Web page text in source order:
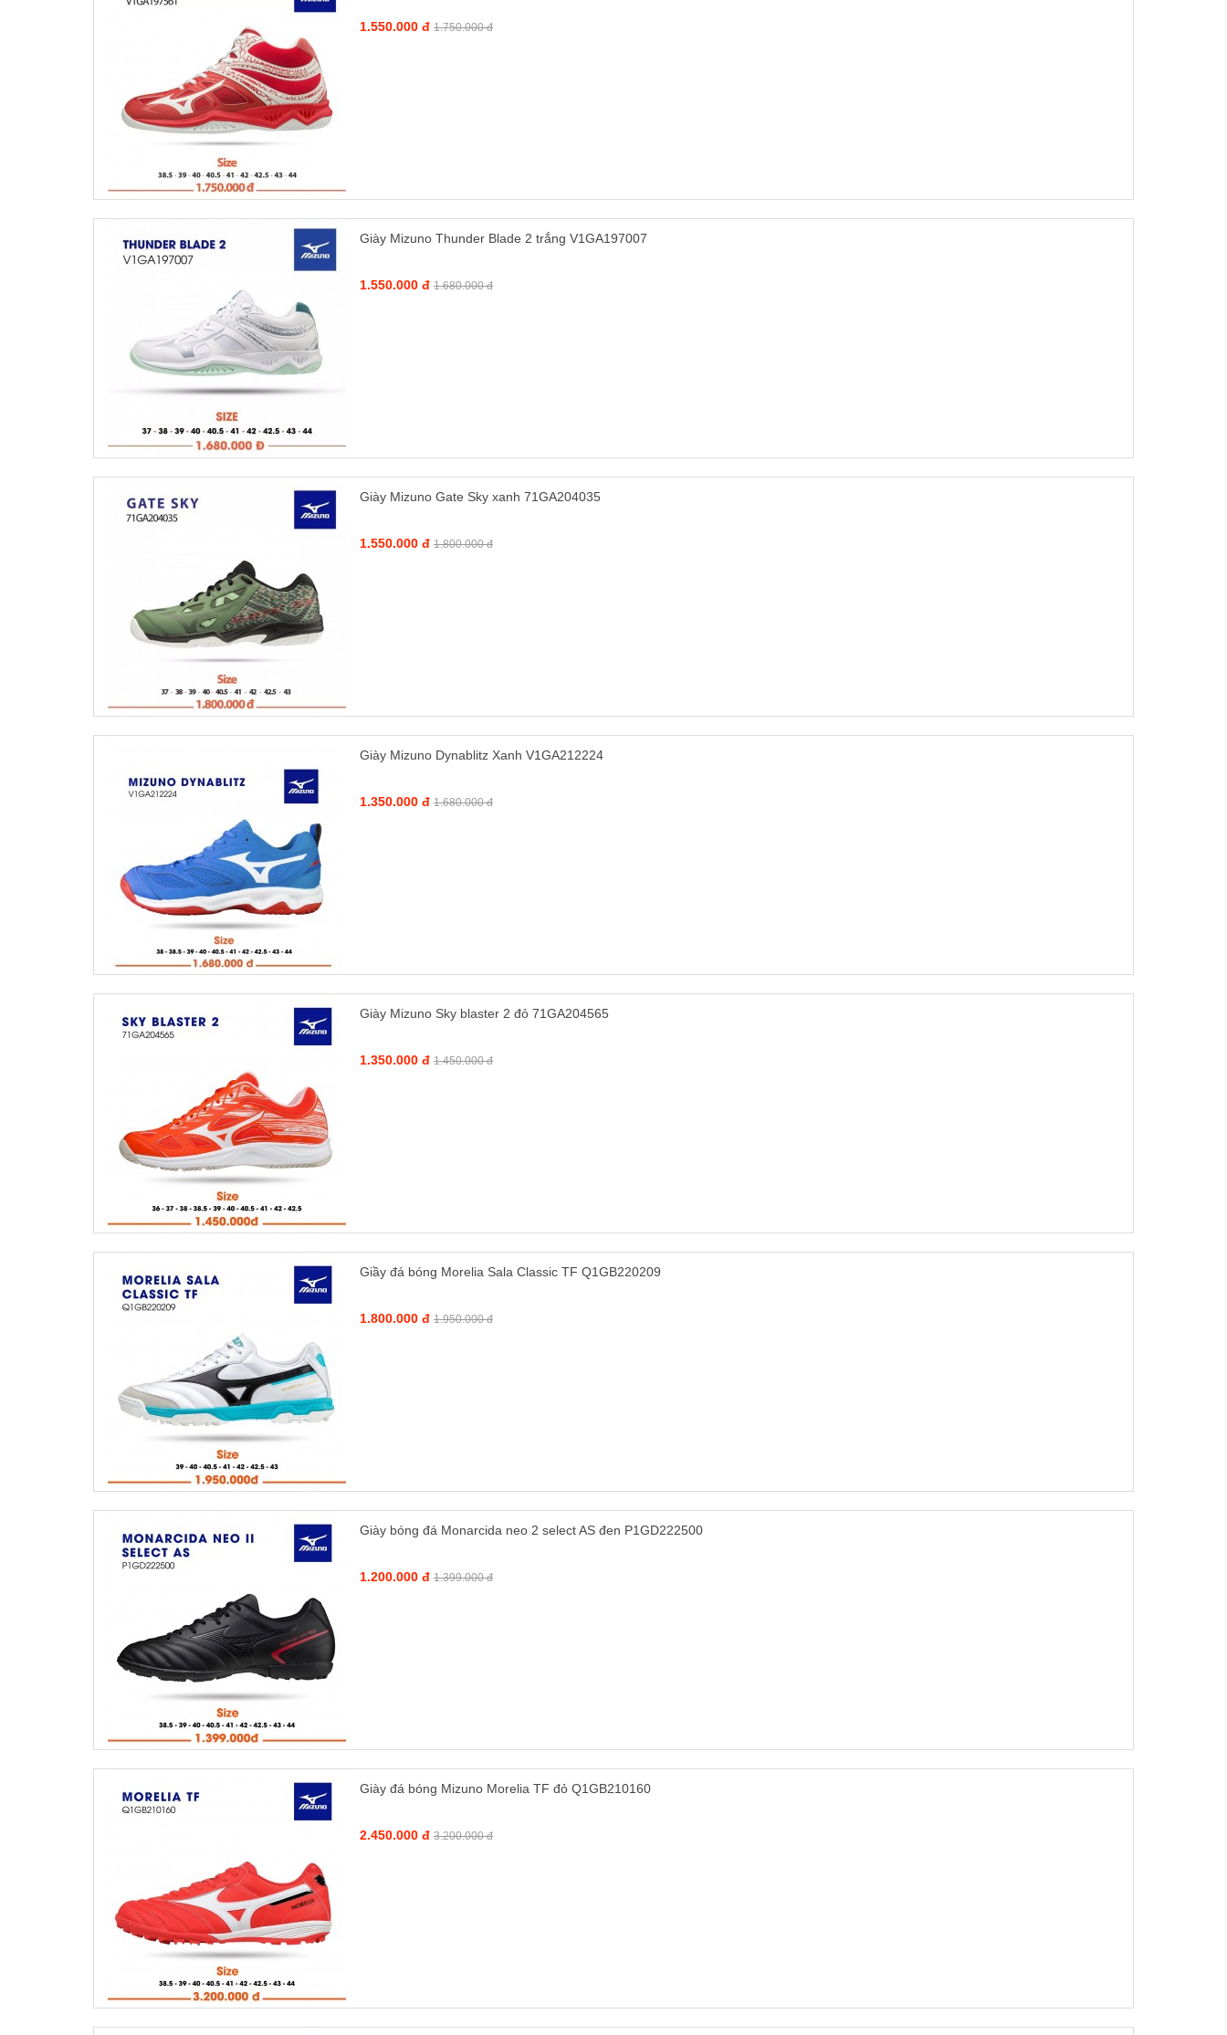
1.550.000 đ 1.750.000 đ
Giày Mizuno Thunder Blade 2 trắng V1GA197007
1.550.000 đ 1.680.000 đ
Giày Mizuno Gate Sky xanh 71GA204035
1.550.000 đ 1.800.000 đ
Giày Mizuno Dynablitz Xanh V1GA212224
1.350.000 đ 1.680.000 đ
Giày Mizuno Sky blaster 2 đỏ 71GA204565
1.350.000 đ 1.450.000 đ
Giầy đá bóng Morelia Sala Classic TF Q1GB220209
1.800.000 đ 1.950.000 đ
Giày bóng đá Monarcida neo 2 select AS đen P1GD222500
1.200.000 đ 1.399.000 đ
Giày đá bóng Mizuno Morelia TF đỏ Q1GB210160
2.450.000 đ 3.200.000 đ